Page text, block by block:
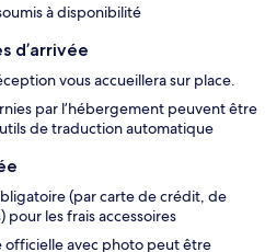
à disponibilité
d’arrivée
vous accueillera sur place.
par l’hébergement peuvent être
de traduction automatique
(par carte de crédit, de
les frais accessoires
avec photo peut être